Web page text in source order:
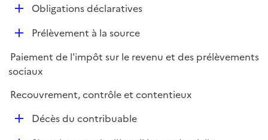
e
r
D
i
e
r
Obligations déclaratives
D
p
l
i
Prélèvement à la source
Paiement de l'impôt sur le revenu et des prélèvements
sociaux
Recouvrement, contrôle et contentieux
DDécès du contribuable